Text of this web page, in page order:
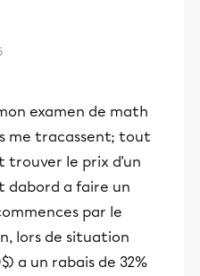
examen de math
me tracassent; tout
trouver le prix d'un
dabord a faire un
par le
lors de situation
a un rabais de 32%